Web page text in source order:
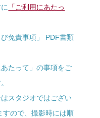
「ご利用にあたっ
免責事項」 PDF書類
たって」の事項をご
スタジオではござい
すので、撮影時には順